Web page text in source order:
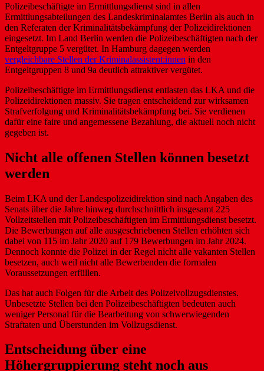
Polizeibeschäftigte im Ermittlungsdienst sind in allen
Ermittlungsabteilungen des Landeskriminalamtes Berlin als auch in
den Referaten der Kriminalitätsbekämpfung der Polizeidirektionen
eingesetzt. Im Land Berlin werden die Polizeibeschäftigten nach der
Entgeltgruppe 5 vergütet. In Hamburg dagegen werden
vergleichbare Stellen der Kriminalassistent:innen in den
Entgeltgruppen 8 und 9a deutlich attraktiver vergütet.
Polizeibeschäftigte im Ermittlungsdienst entlasten das LKA und die
Polizeidirektionen massiv. Sie tragen entscheidend zur wirksamen
Strafverfolgung und Kriminalitätsbekämpfung bei. Sie verdienen
dafür eine faire und angemessene Bezahlung, die aktuell noch nicht
gegeben ist.
Nicht alle offenen Stellen können besetzt
werden
Beim LKA und der Landespolizeidirektion sind nach Angaben des
Senats über die Jahre hinweg durchschnittlich insgesamt 225
Vollzeitstellen mit Polizeibeschäftigten im Ermittlungsdienst besetzt.
Die Bewerbungen auf alle ausgeschriebenen Stellen erhöhten sich
dabei von 115 im Jahr 2020 auf 179 Bewerbungen im Jahr 2024.
Dennoch konnte die Polizei in der Regel nicht alle vakanten Stellen
besetzen, auch weil nicht alle Bewerbenden die formalen
Voraussetzungen erfüllen.
Das hat auch Folgen für die Arbeit des Polizeivollzugsdienstes.
Unbesetzte Stellen bei den Polizeibeschäftigten bedeuten auch
weniger Personal für die Bearbeitung von schwerwiegenden
Straftaten und Überstunden im Vollzugsdienst.
Entscheidung über eine
Höhergruppierung steht noch aus